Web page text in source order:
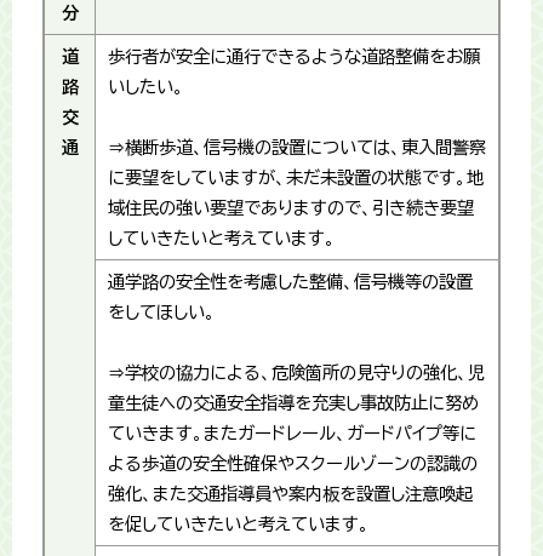
分
道
路
交
通
歩行者が安全に通行できるような道路整備をお願
いしたい。
⇒横断歩道、信号機の設置については、東入間警察
に要望をしていますが、未だ未設置の状態です。地
域住民の強い要望でありますので、引き続き要望
していきたいと考えています。
通学路の安全性を考慮した整備、信号機等の設置
をしてほしい。
⇒学校の協力による、危険箇所の見守りの強化、児
童生徒への交通安全指導を充実し事故防止に努め
ていきます。またガードレール、ガードパイプ等に
よる歩道の安全性確保やスクールゾーンの認識の
強化、また交通指導員や案内板を設置し注意喚起
を促していきたいと考えています。